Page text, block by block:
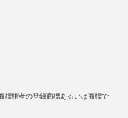
標権者の登録商標あるいは商標で